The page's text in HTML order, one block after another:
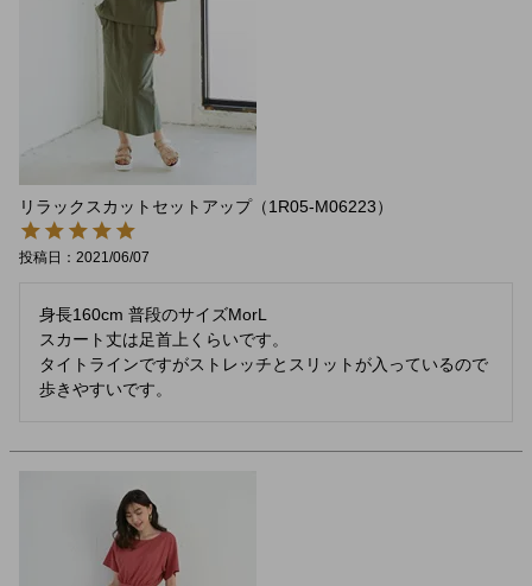
リラックスカットセットアップ（1R05-M06223）
投稿日 2021/06/07
身長160cm 普段のサイズMorL
スカート丈は足首上くらいです。
タイトラインですがストレッチとスリットが入っているので
歩きやすいです。